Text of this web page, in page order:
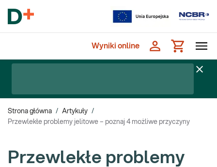
Wyniki online
Strona główna / Artykuły /
Przewlekłe problemy jelitowe – poznaj 4 możliwe przyczyny
Przewlekłe problemy